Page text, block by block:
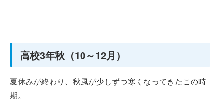
高校3年秋（10～12月）
夏休みが終わり、秋風が少しずつ寒くなってきたこの時
期。